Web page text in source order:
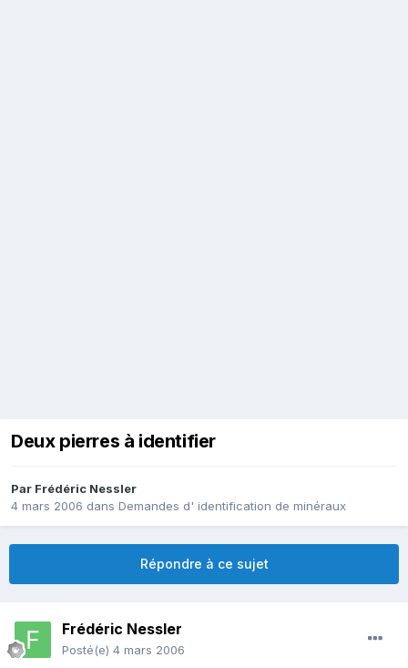
Deux pierres à identifier
Par Frédéric Nessler
4 mars 2006 dans Demandes d' identification de minéraux
Répondre à ce sujet
Frédéric Nessler
Posté(e) 4 mars 2006